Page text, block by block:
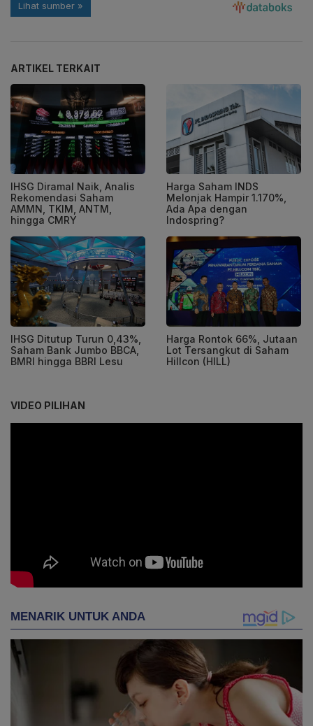
ARTIKEL TERKAIT
IHSG Diramal Naik, Analis
Rekomendasi Saham
AMMN, TKIM, ANTM,
hingga CMRY
Harga Saham INDS
Melonjak Hampir 1.170%,
Ada Apa dengan
Indospring?
IHSG Ditutup Turun 0,43%,
Saham Bank Jumbo BBCA,
BMRI hingga BBRI Lesu
Harga Rontok 66%, Jutaan
Lot Tersangkut di Saham
Hillcon (HILL)
VIDEO PILIHAN